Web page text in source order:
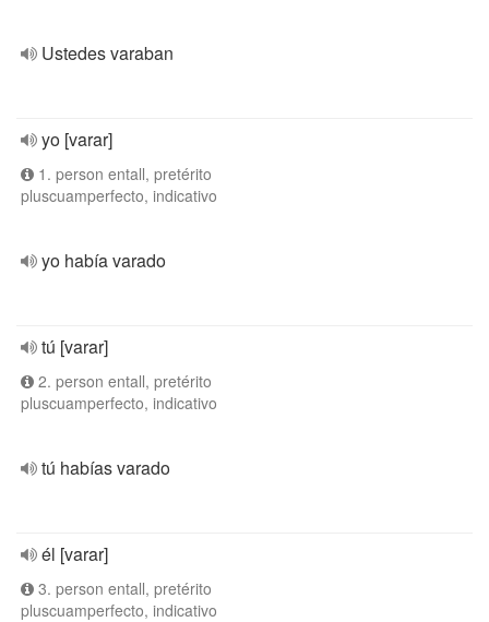
Ustedes varaban
yo [varar]
1. person entall, pretérito
pluscuamperfecto, indicativo
yo había varado
tú [varar]
2. person entall, pretérito
pluscuamperfecto, indicativo
tú habías varado
él [varar]
3. person entall, pretérito
pluscuamperfecto, indicativo